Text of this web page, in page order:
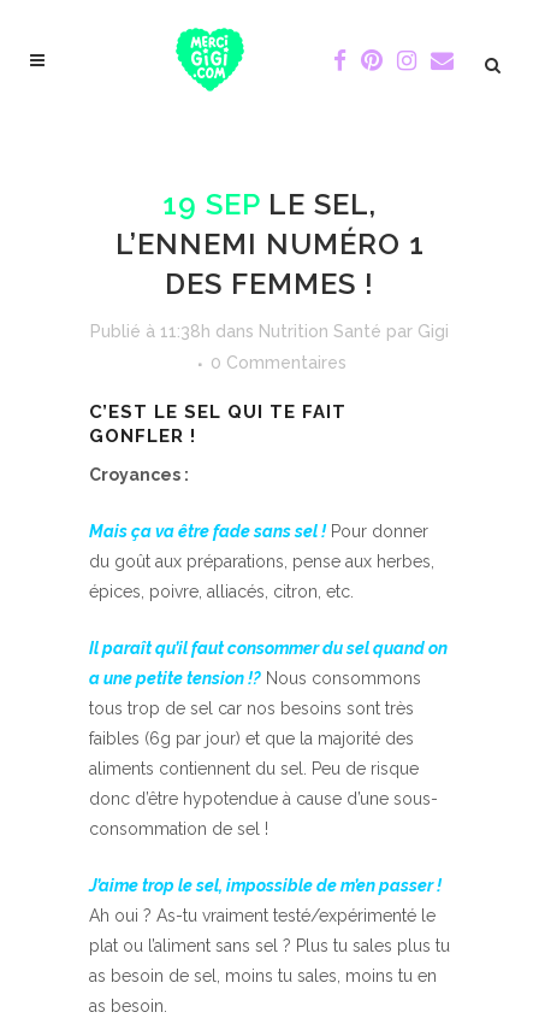
19 SEP LE SEL,
L’ENNEMI NUMÉRO 1
DES FEMMES !
Publié à 11:38h dans Nutrition Santé par Gigi
0 Commentaires
C’EST LE SEL QUI TE FAIT
GONFLER !
Croyances :
Mais ça va être fade sans sel !Pour donner
du goût aux préparations, pense aux herbes,
épices, poivre, alliacés, citron, etc.
Il paraît qu’il faut consommer du sel quand on
a une petite tension !? Nous consommons
tous trop de sel car nos besoins sont très
faibles (6g par jour) et que la majorité des
aliments contiennent du sel. Peu de risque
donc d’être hypotendue à cause d’une sous-
consommation de sel !
J’aime trop le sel, impossible de m’en passer !
Ah oui ? As-tu vraiment testé/expérimenté le
plat ou l’aliment sans sel ? Plus tu sales plus tu
as besoin de sel, moins tu sales, moins tu en
as besoin.